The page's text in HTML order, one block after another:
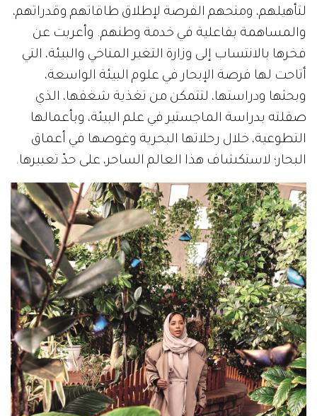
لتأهيلهم، ومنحهم الفرصة لإطلاق طاقاتهم وقدراتهم،
والمساهمة بفاعلية في خدمة وطنهم. وأعربت عن
فخرها بالانتساب إلى وزارة التغير المناخي والبيئة، التي
أتاحت لها فرصة الإبحار في علوم البيئة الواسعة،
وبحثها ودراستها، لتتمكن من تغذية شغفها، الذي
صقلته بدراسة الماجستير في علم البيئة، وبأعمالها
التطوعية، خلال رحلاتها البحرية وغوصها في أعماق
البحار؛ لاستكشاف هذا العالم الساحر، على حدّ تعبيرها.